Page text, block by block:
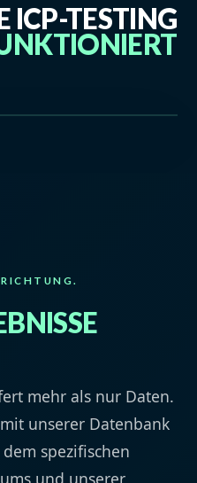
ICP-TESTING
mehr als nur Daten.
unserer Datenbank
dem spezifischen
und unserer